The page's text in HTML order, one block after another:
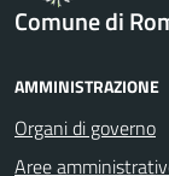
Comune di
AMMINISTRAZIONE
Organi di governo
Aree